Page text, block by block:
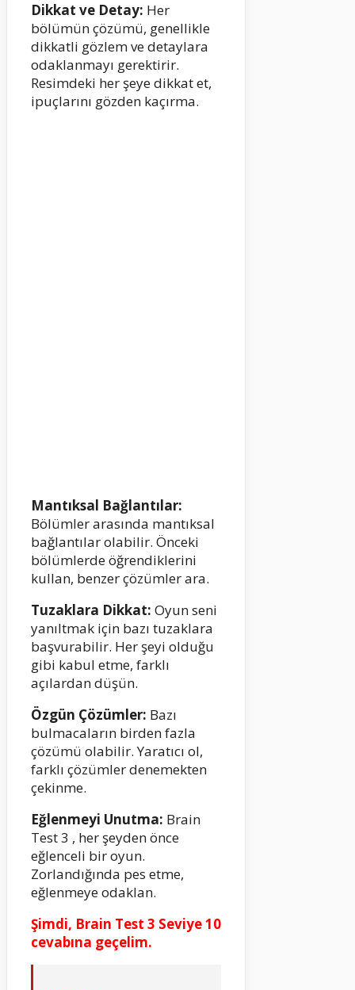
Dikkat ve Detay: Her
bölümün çözümü, genellikle
dikkatli gözlem ve detaylara
odaklanmayı gerektirir.
Resimdeki her şeye dikkat et,
ipuçlarını gözden kaçırma.
Mantıksal Bağlantılar:
Bölümler arasında mantıksal
bağlantılar olabilir. Önceki
bölümlerde öğrendiklerini
kullan, benzer çözümler ara.
Tuzaklara Dikkat: Oyun seni
yanıltmak için bazı tuzaklara
başvurabilir. Her şeyi olduğu
gibi kabul etme, farklı
açılardan düşün.
Özgün Çözümler: Bazı
bulmacaların birden fazla
çözümü olabilir. Yaratıcı ol,
farklı çözümler denemekten
çekinme.
Eğlenmeyi Unutma: Brain
Test 3 , her şeyden önce
eğlenceli bir oyun.
Zorlandığında pes etme,
eğlenmeye odaklan.
Şimdi, Brain Test 3 Seviye 10
cevabına geçelim.